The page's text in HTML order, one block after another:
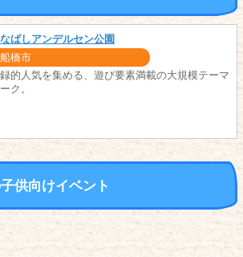
ばしアンデルセン公園
船橋市
的人気を集める、遊び要素満載の大規模テーマ
ク。
供向けイベント